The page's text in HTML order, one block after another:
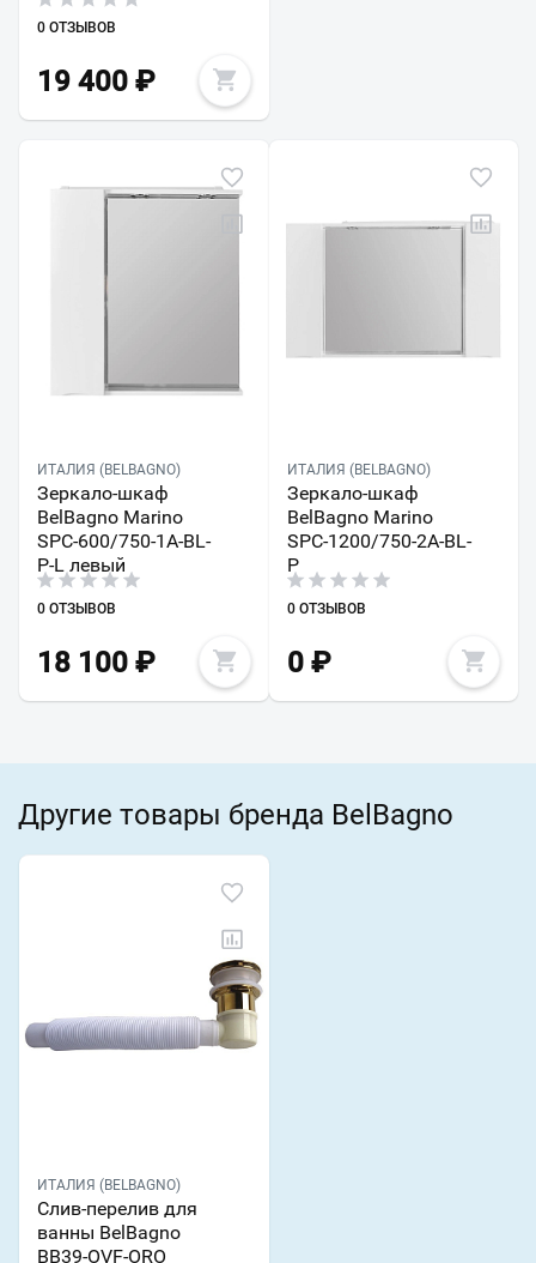
0 ОТЗЫВОВ
19 400 ₽
ИТАЛИЯ (BELBAGNO)
Зеркало-шкаф
BelBagno Marino
SPC-600/750-1A-BL-
P-L левый
0 ОТЗЫВОВ
18 100 ₽
ИТАЛИЯ (BELBAGNO)
Зеркало-шкаф
BelBagno Marino
SPC-1200/750-2A-BL-
P
0 ОТЗЫВОВ
0₽
Другие товары бренда BelBagno
ИТАЛИЯ (BELBAGNO)
Слив-перелив для
ванны BelBagno
BB39-OVF-ORO